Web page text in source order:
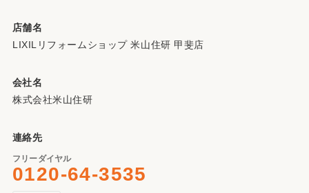
店舗名
LIXILリフォームショップ 米山住研 甲斐店
会社名
株式会社米山住研
連絡先
フリーダイヤル
0120-64-3535